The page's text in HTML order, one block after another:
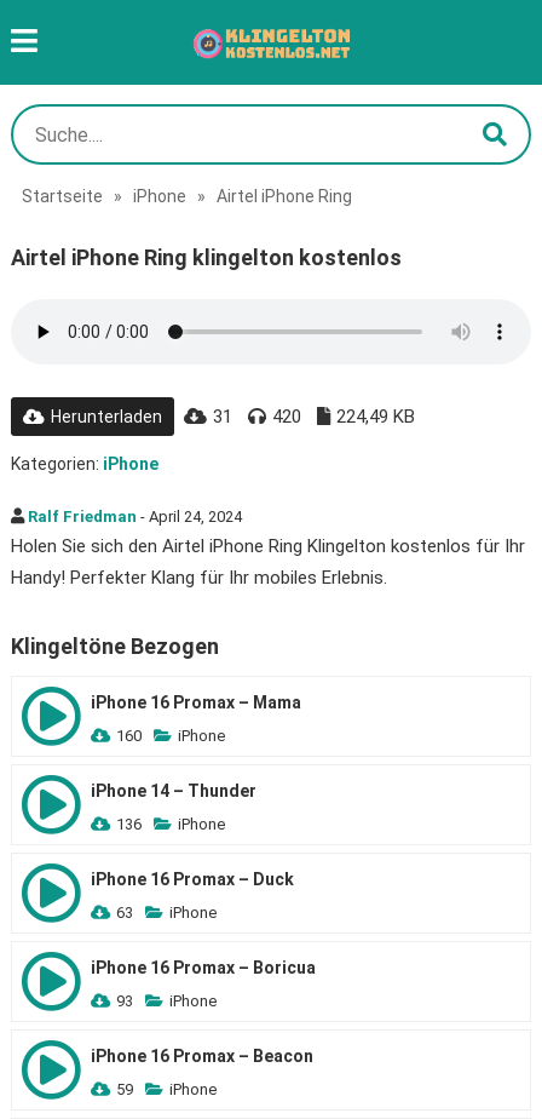
Startseite » iPhone » Airtel iPhone Ring
Airtel iPhone Ring klingelton kostenlos
Herunterladen 31 420 224,49 KB
Kategorien: iPhone
Ralf Friedman - April 24, 2024
Holen Sie sich den Airtel iPhone Ring Klingelton kostenlos für Ihr
Handy! Perfekter Klang für Ihr mobiles Erlebnis.
Klingeltöne Bezogen
iPhone 16 Promax – Mama
160 iPhone
iPhone 14 – Thunder
136 iPhone
iPhone 16 Promax – Duck
63 iPhone
iPhone 16 Promax – Boricua
93 iPhone
iPhone 16 Promax – Beacon
59 iPhone